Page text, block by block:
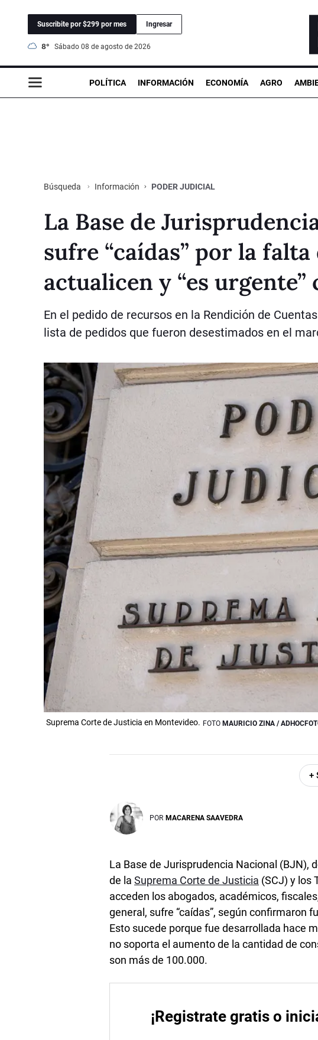
Suscribite por $299 por mes Ingresar
8° sábado 08 de agosto de 2026
POLÍTICA INFORMACIÓN ECONOMÍA AGRO
Búsqueda Información PODER JUDICIAL
La Base de
sufre “caídas” por la
actualicen y “es urgente”
En el pedido de recursos en la Rendición de
lista de pedidos que fueron desestimados en el
Suprema Corte de Justicia en Montevideo. FOTO MAURICIO ZINA /
+
POR MACARENA SAAVEDRA
La Base de Jurisprudencia Nacional (BJN),
de laSuprema Corte de Justicia (SCJ) y los
acceden los abogados, académicos,
general, sufre “caídas”, según confirmaron
Esto sucede porque fue desarrollada hace
no soporta el aumento de la cantidad de
son más de 100.000.
¡Registrate gratis o